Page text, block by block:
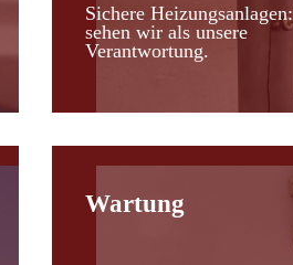
Sichere Heizungsanlagen:
sehen wir als unsere
Verantwortung.
Wartung